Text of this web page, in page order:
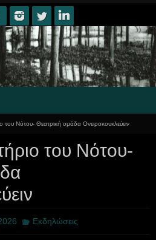
του Νότου- Θεατρική ομάδα Ονειροκουκλεύειν
του Νότου-
Εκδηλώσεις